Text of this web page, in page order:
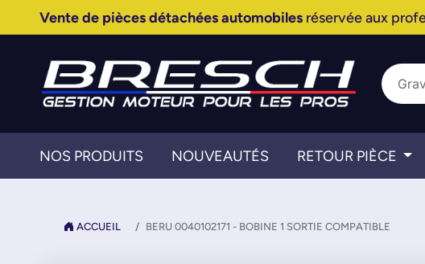
Vente de pièces détachées automobilesréservée aux
NOS PRODUITS NOUVEAUTÉS RETOUR PIÈCE
ACCUEIL BERU 0040102171 - BOBINE 1 SORTIE COMPATIBLE